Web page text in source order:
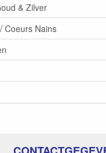
& Zilver
Coeurs Nains